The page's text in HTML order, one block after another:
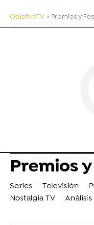
ObjetivoTV » Premios y
Premios
Series Televisión
Nostalgia TV
Análisis